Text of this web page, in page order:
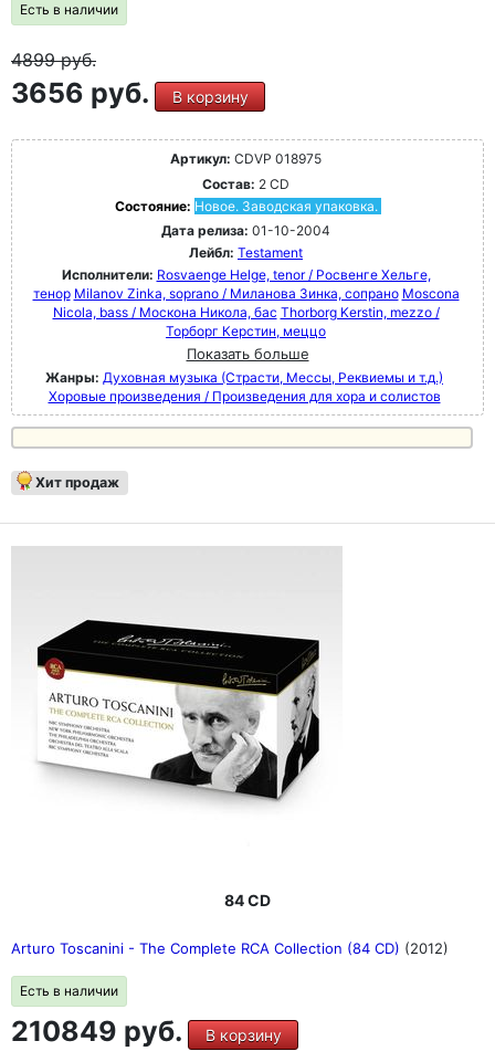
Есть в наличии
4899руб.
3656 руб. В корзину
Артикул: CDVP 018975
Состав: 2 CD
Состояние: Новое. Заводская упаковка.
Дата релиза: 01-10-2004
Лейбл: Testament
Исполнители: Rosvaenge Helge, tenor / Росвенге Хельге,
тенор Milanov Zinka, soprano / Миланова Зинка, сопрано Moscona
Nicola, bass / Москона Никола, бас Thorborg Kerstin, mezzo /
Торборг Керстин, меццо
Показать больше
Жанры: Духовная музыка (Страсти, Мессы, Реквиемы и т.д.)
Хоровые произведения / Произведения для хора и солистов
Хит продаж
84 CD
Arturo Toscanini - The Complete RCA Collection (84 CD) (2012)
Есть в наличии
210849 руб. В корзину